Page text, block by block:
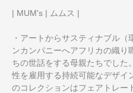
| MUM's | ムムス |
・アートからサスティナブル
ンカンパニーへアフリカの織り
ちの世話をする母親たちでした
性を雇用する持続可能なデザイ
のコレクションはフェアトレー